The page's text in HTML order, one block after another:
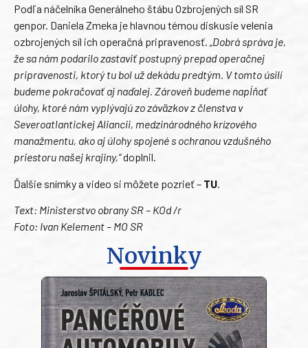
Podľa náčelníka Generálneho štábu Ozbrojených síl SR
genpor. Daniela Zmeka je hlavnou témou diskusie velenia
ozbrojených síl ich operačná pripravenosť. „Dobrá správa je,
že sa nám podarilo zastaviť postupný prepad operačnej
pripravenosti, ktorý tu bol už dekádu predtým. V tomto úsilí
budeme pokračovať aj naďalej. Zároveň budeme napĺňať
úlohy, ktoré nám vyplývajú zo záväzkov z členstva v
Severoatlantickej Aliancii, medzinárodného krízového
manažmentu, ako aj úlohy spojené s ochranou vzdušného
priestoru našej krajiny,“doplnil.
Ďalšie snímky a video si môžete pozrieť – TU
Text: Ministerstvo obrany SR – KOd /r
Foto: Ivan Kelement – MO SR
Novinky